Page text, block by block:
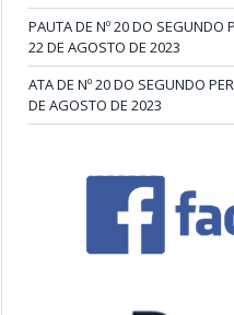
PAUTA DE Nº 20 DO SEGUNDO
22 DE AGOSTO DE 2023
ATA DE Nº 20 DO SEGUNDO
DE AGOSTO DE 2023